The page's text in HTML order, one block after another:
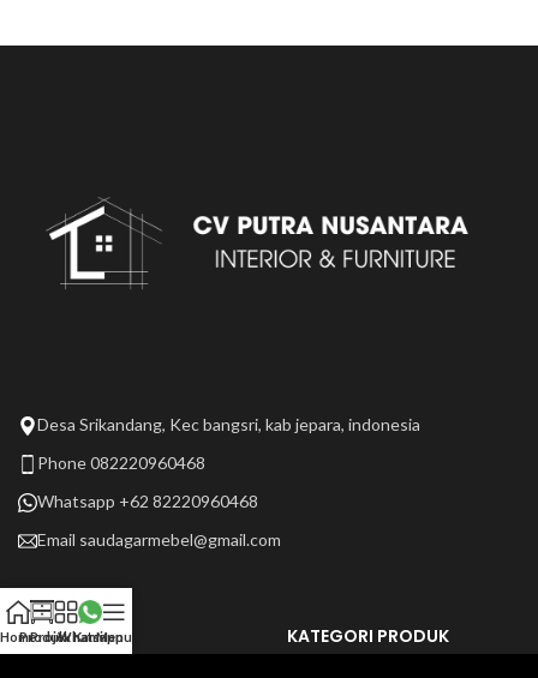
Desa Srikandang, Kec bangsri, kab jepara, indonesia
Phone 082220960468
Whatsapp +62 82220960468
Email saudagarmebel@gmail.com
LAIN LAIN KATEGORI PRODUK
HomeProduk
Projek Kami
Whatsapp
Menu